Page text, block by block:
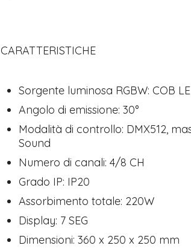
CARATTERISTICHE
Sorgente luminosa RGBW: COB
Angolo di emissione: 30°
Modalità di controllo: DMX512,
Sound
Numero di canali: 4/8 CH
Grado IP: IP20
Assorbimento totale: 220W
Display: 7 SEG
Dimensioni: 360 x 250 x 250 mm